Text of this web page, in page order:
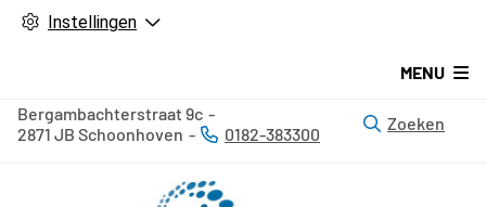
Instellingen
MENU
Bergambachterstraat 9c
2871 JB Schoonhoven Tel:
0182-383300
Zoeken